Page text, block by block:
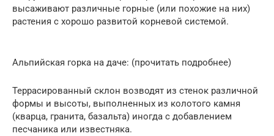
высаживают различные горные (или похожие на них)
растения с хорошо развитой корневой системой.
Альпийская горка на даче: (прочитать подробнее)
Террасированный склон возводят из стенок различной
формы и высоты, выполненных из колотого камня
(кварца, гранита, базальта) иногда с добавлением
песчаника или известняка.